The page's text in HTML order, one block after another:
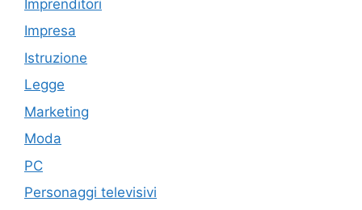
Imprenditori
Impresa
Istruzione
Legge
Marketing
Moda
PC
Personaggi televisivi